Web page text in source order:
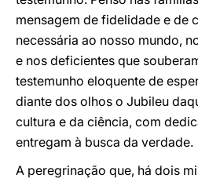
mensagem de fidelidade e de
necessária ao nosso mundo,
e nos deficientes que
testemunho eloquente de
diante dos olhos o Jubileu
cultura e da ciência, com
entregam à busca da verdade.
A peregrinação que, há dois